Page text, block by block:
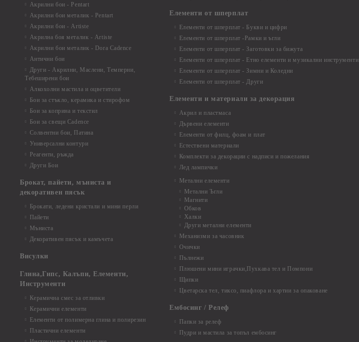
Акрилни бои - Pentart
Акрилни бои металик - Pentart
Акрилни бои - Artiste
Акрилна боя металик - Artiste
Акрилни бои металик - Dora Cadence
Антични бои
Други - Акрилни, Маслени, Темперни,
Тебеширени бои
Алкохолни мастила и оцветители
Бои за стъкло, керамика и стирофом
Бои за коприна и текстил
Бои за свещи Cadence
Солвентни бои, Патина
Универсални контури
Реагенти, ръжда
Други Бои
Брокат, пайети, мъниста и
декоративен пясък
Брокати, ледени кристали и мини перли
Пайети
Мъниста
Декоративен пясък и камъчета
Висулки
Глина,Гипс, Калъпи, Елементи,
Инструменти
Керамична смес за отливки
Керамични елементи
Елементи от полимерна глина и полирезин
Пластични елементи
Елементи от шперплат
Елементи от шперплат - Букви и цифри
Елементи от шперплат -Рамки и ъгли
Елементи от шперплат - Заготовки за бижута
Елементи от шперплат - Етно елементи и музикални инструменти
Елементи от шперплат - Зимни и Коледни
Елементи от шперплат - Други
Елементи и материали за декорация
Акрил и пластмаса
Дървени елементи
Елементи от филц, фоам и плат
Естествени материали
Комплекти за декорации с надписи и пожелания
Лед лампички
Метални елементи
Метални Ъгли
Магнити
Обков
Халки
Други метални елементи
Механизми за часовник
Очички
Пълнежи
Плюшени мини играчки,Пухкава тел и Помпони
Щипки
Цветарска тел, тиксо, пиафлора и хартии за опаковане
Ембосинг / Релеф
Папки за релеф
Пудри и мастила за топъл ембосинг